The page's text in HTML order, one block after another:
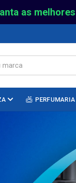
as
PERFUMARIA